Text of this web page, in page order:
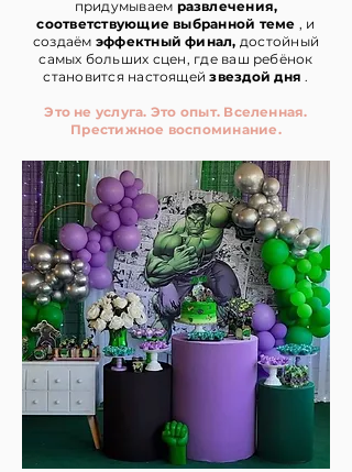
придумываем развлечения,
соответствующие выбранной теме , и
создаём эффектный финал, достойный
самых больших сцен, где ваш ребёнок
становится настоящейзвездой дня .
Это не услуга. Это опыт. Вселенная.
Престижное воспоминание.